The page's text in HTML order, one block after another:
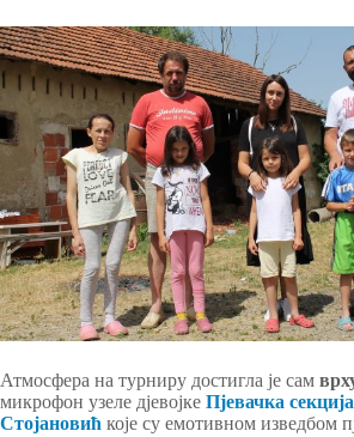
Атмосфера на турниру достигла је сам
микрофон узеле дјевојке Пјевачка
Стојановић које су емотивном изведбом